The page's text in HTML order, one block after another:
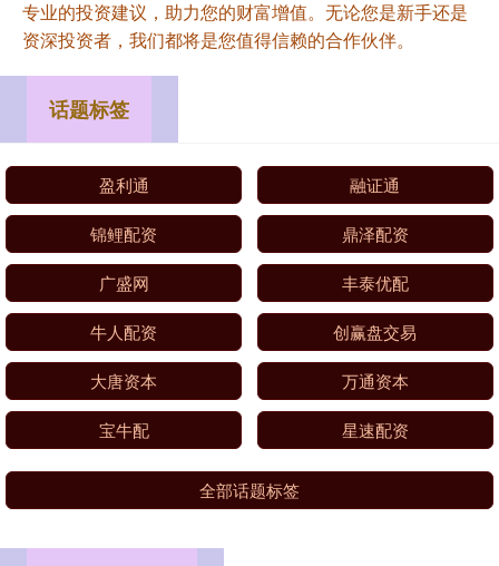
专业的投资建议，助力您的财富增值。无论您是新手还是
资深投资者，我们都将是您值得信赖的合作伙伴。
话题标签
盈利通 融证通
锦鲤配资 鼎泽配资
广盛网 丰泰优配
牛人配资 创赢盘交易
大唐资本 万通资本
宝牛配 星速配资
全部话题标签